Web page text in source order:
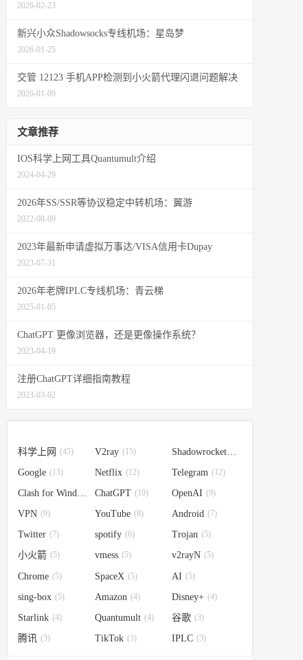
2026-02-23
新兴小众Shadowsocks专线机场：星岛梦
2026-01-25
交管 12123 手机APP检测到小火箭代理闪退问题解决
2026-01-09
文章推荐
IOS科学上网工具Quantumult介绍
2024-04-29
2026年SS/SSR等协议稳定中转机场：翼游
2022-08-09
2023年最新申请虚拟万事达/VISA信用卡Dupay
2023-07-31
2026年老牌IPLC专线机场：青云梯
2025-01-05
ChatGPT 更像浏览器，还是更像操作系统？
2023-04-19
注册ChatGPT详细指南教程
2023-03-02
科学上网 (45) V2ray (15) Shadowrocket
Google (13) Netflix (12) Telegram (12)
Clash for Windows (10)
ChatGPT (10) OpenAI (9)
VPN (9) YouTube (8) Android (7)
Twitter (7) spotify (6) Trojan (5)
小火箭 (5) vmess (5) v2rayN (5)
Chrome (5) SpaceX (5) AI (5)
sing-box (5) Amazon (4) Disney+ (4)
Starlink (4) Quantumult (4) 谷歌 (3)
腾讯 (3) TikTok (3) IPLC (3)